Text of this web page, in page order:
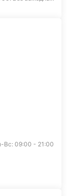
Вс: 09:00 - 21:00